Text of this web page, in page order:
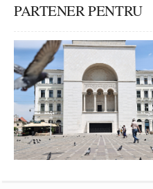
PARTENER PENTRU